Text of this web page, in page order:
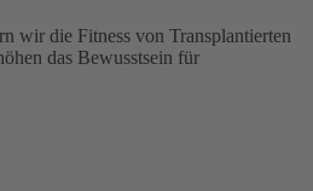
wir die Fitness von Transplantierten
das Bewusstsein für